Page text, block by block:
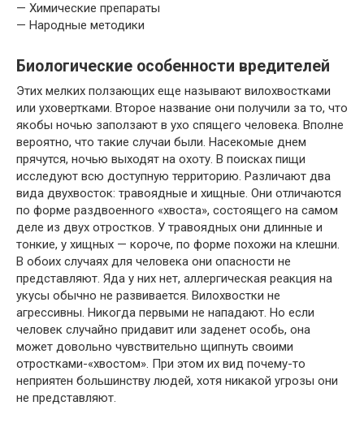
— Химические препараты
— Народные методики
Биологические особенности вредителей
Этих мелких ползающих еще называют вилохвостками
или уховертками. Второе название они получили за то, что
якобы ночью заползают в ухо спящего человека. Вполне
вероятно, что такие случаи были. Насекомые днем
прячутся, ночью выходят на охоту. В поисках пищи
исследуют всю доступную территорию. Различают два
вида двухвосток: травоядные и хищные. Они отличаются
по форме раздвоенного «хвоста», состоящего на самом
деле из двух отростков. У травоядных они длинные и
тонкие, у хищных — короче, по форме похожи на клешни.
В обоих случаях для человека они опасности не
представляют. Яда у них нет, аллергическая реакция на
укусы обычно не развивается. Вилохвостки не
агрессивны. Никогда первыми не нападают. Но если
человек случайно придавит или заденет особь, она
может довольно чувствительно щипнуть своими
отростками-«хвостом». При этом их вид почему-то
неприятен большинству людей, хотя никакой угрозы они
не представляют.